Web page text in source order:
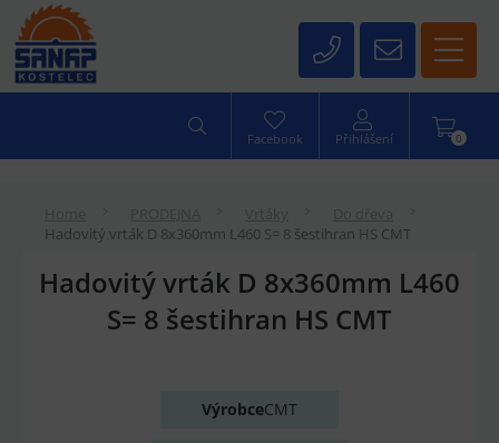
0
Facebook Přihlášení
Hadovitý vrták D 8x360mm L460 S= 8 šestihran HS CMT
Hadovitý vrták D 8x360mm L460
S= 8 šestihran HS CMT
VýrobceCMT